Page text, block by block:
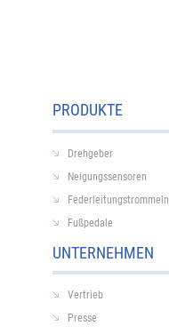
PRODUKTE
UNTERNEHMEN
Drehgeber
Neigungssensoren
Federleitungstrommeln
Fußpedale
Vertrieb
Presse